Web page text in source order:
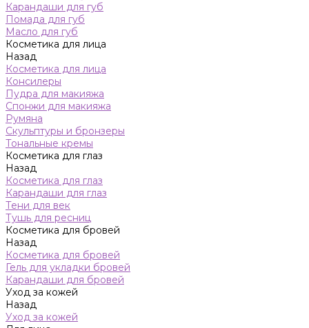
Карандаши для губ
Помада для губ
Масло для губ
Косметика для лица
Назад
Косметика для лица
Консилеры
Пудра для макияжа
Спонжи для макияжа
Румяна
Скульптуры и бронзеры
Тональные кремы
Косметика для глаз
Назад
Косметика для глаз
Карандаши для глаз
Тени для век
Тушь для ресниц
Косметика для бровей
Назад
Косметика для бровей
Гель для укладки бровей
Карандаши для бровей
Уход за кожей
Назад
Уход за кожей